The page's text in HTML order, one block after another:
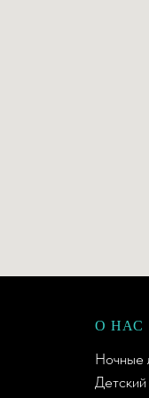
О НАС
Ночные